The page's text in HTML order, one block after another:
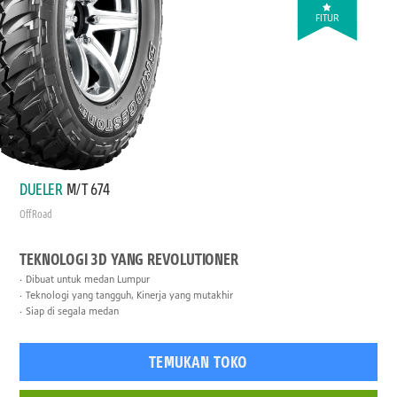
FITUR
DUELER M/T 674
Off Road
TEKNOLOGI 3D YANG REVOLUTIONER
Dibuat untuk medan Lumpur
Teknologi yang tangguh, Kinerja yang mutakhir
Siap di segala medan
TEMUKAN TOKO